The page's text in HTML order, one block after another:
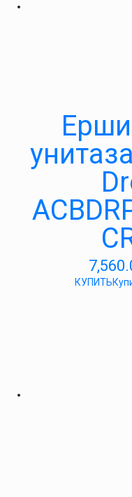
КУПИТЬ